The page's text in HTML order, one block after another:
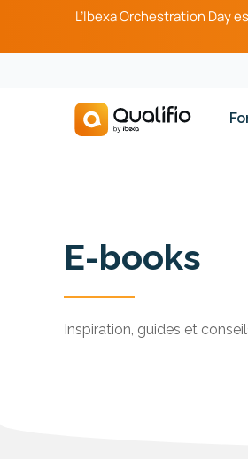
L’Ibexa Orchestration Day
E-books
Inspiration, guides et